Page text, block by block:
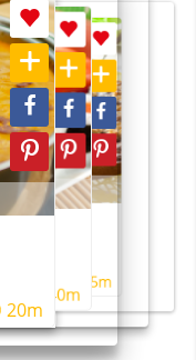
20m
40m
55m